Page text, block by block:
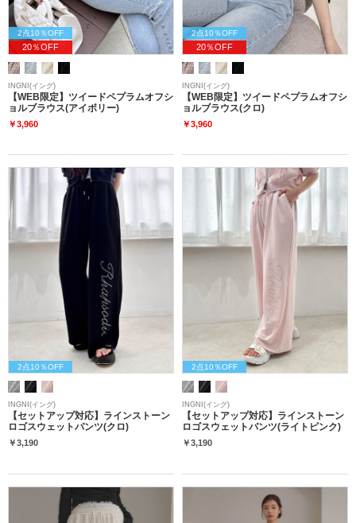
2点10％OFF
20％OFF
INGNI(イング)
【WEB限定】ツイードペプラムオフシ
ョルブラウス(アイボリー)
￥3,960
2点10％OFF
20％OFF
INGNI(イング)
【WEB限定】ツイードペプラムオフシ
ョルブラウス(クロ)
￥3,960
2点10％OFF
INGNI(イング)
【セットアップ対応】ラインストーン
ロゴスウェットパンツ(クロ)
￥3,190
2点10％OFF
INGNI(イング)
【セットアップ対応】ラインストーン
ロゴスウェットパンツ(ライトピンク)
￥3,190